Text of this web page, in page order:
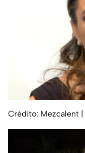
Crédito: Mezcalent